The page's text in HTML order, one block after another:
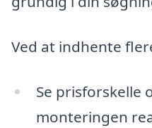
Ved at indhente
Se prisforskelle
monteringen